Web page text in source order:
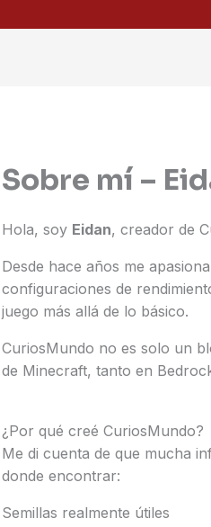
Sobre mí –
Hola, soy Eidan, creador de
Desde hace años me
configuraciones de
juego más allá de lo básico.
CuriosMundo no es solo un
de Minecraft, tanto en
¿Por qué creé CuriosMundo?
Me di cuenta de que mucha
donde encontrar:
Semillas realmente útiles